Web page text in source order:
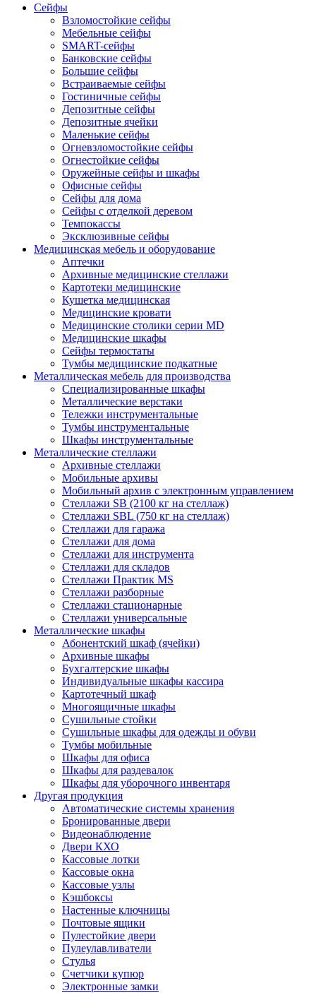
Сейфы
Взломостойкие сейфы
Мебельные сейфы
SMART-сейфы
Банковские сейфы
Большие сейфы
Встраиваемые сейфы
Гостиничные сейфы
Депозитные сейфы
Депозитные ячейки
Маленькие сейфы
Огневзломостойкие сейфы
Огнестойкие сейфы
Оружейные сейфы и шкафы
Офисные сейфы
Сейфы для дома
Сейфы с отделкой деревом
Темпокассы
Эксклюзивные сейфы
Медицинская мебель и оборудование
Аптечки
Архивные медицинские стеллажи
Картотеки медицинские
Кушетка медицинская
Медицинские кровати
Медицинские столики серии MD
Медицинские шкафы
Сейфы термостаты
Тумбы медицинские подкатные
Металлическая мебель для производства
Cпециализированные шкафы
Металлические верстаки
Тележки инструментальные
Тумбы инструментальные
Шкафы инструментальные
Металлические стеллажи
Архивные стеллажи
Мобильные архивы
Мобильный архив с электронным управлением
Стеллажи SB (2100 кг на стеллаж)
Стеллажи SBL (750 кг на стеллаж)
Стеллажи для гаража
Стеллажи для дома
Стеллажи для инструмента
Стеллажи для складов
Стеллажи Практик MS
Стеллажи разборные
Стеллажи стационарные
Стеллажи универсальные
Металлические шкафы
Абонентский шкаф (ячейки)
Архивные шкафы
Бухгалтерские шкафы
Индивидуальные шкафы кассира
Картотечный шкаф
Многоящичные шкафы
Сушильные стойки
Сушильные шкафы для одежды и обуви
Тумбы мобильные
Шкафы для офиса
Шкафы для раздевалок
Шкафы для уборочного инвентаря
Другая продукция
Автоматические системы хранения
Бронированные двери
Видеонаблюдение
Двери КХО
Кассовые лотки
Кассовые окна
Кассовые узлы
Кэшбоксы
Настенные ключницы
Почтовые ящики
Пулестойкие двери
Пулеулавливатели
Стулья
Счетчики купюр
Электронные замки